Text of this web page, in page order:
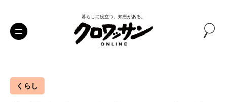
暮らしに役立つ、知恵がある。
くらし